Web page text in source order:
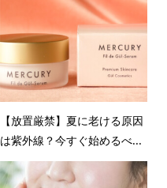
【放置厳禁】夏に老ける原因
は紫外線？今すぐ始めるべ...